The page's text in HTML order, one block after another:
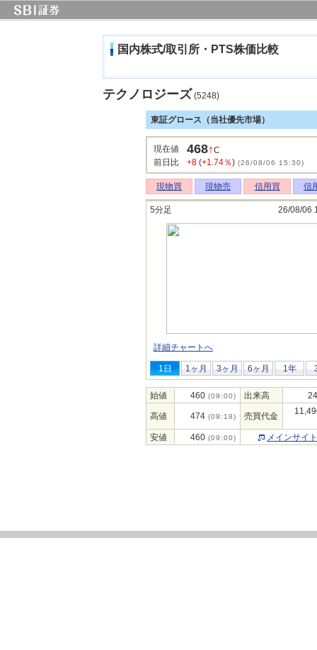
国内株式/取引所・PTS株価比較
テクノロジーズ (5248)
東証グロース（当社優先市場）
現在値 468↑C
前日比
+8 (+1.74％) (26/08/06 15:30)
現物買 現物売 信用買 信
5分足 26/08/06
詳細チャートへ
1日 1ヶ月 3ヶ月 6ヶ月 1年
始値 460 (09:00) 出来高
高値 474 (09:18) 売買代金
安値 460 (09:00) メインサイ